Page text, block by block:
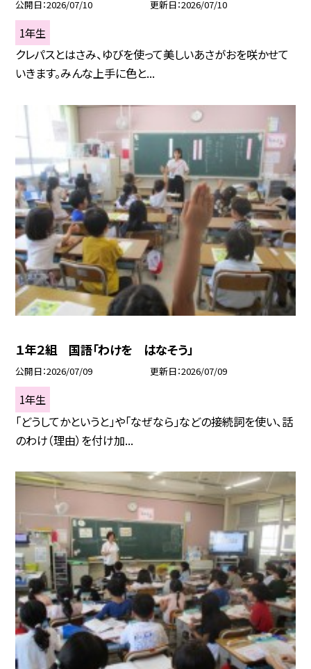
公開日 2026/07/10 更新日 2026/07/10
1年生
クレパスとはさみ、ゆびを使って美しいあさがおを咲かせて
いきます。みんな上手に色と...
１年２組 国語「わけを はなそう」
公開日 2026/07/09 更新日 2026/07/09
1年生
「どうしてかというと」や「なぜなら」などの接続詞を使い、話
のわけ（理由）を付け加...